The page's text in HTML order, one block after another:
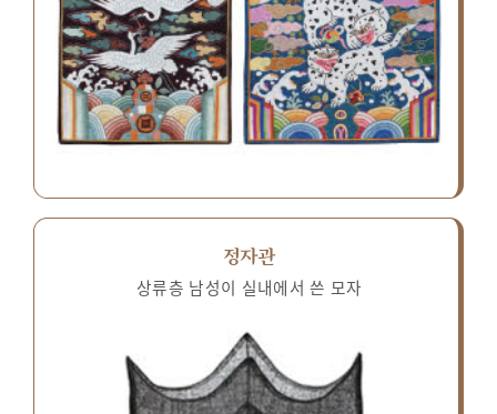
정자관
상류층 남성이 실내에서 쓴 모자